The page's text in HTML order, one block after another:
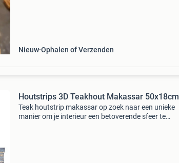
Nieuw Ophalen of Verzenden
Houtstrips 3D Teakhout Makassar 50x18cm
Teak houtstrip makassar op zoek naar een unieke
manier om je interieur een betoverende sfeer te